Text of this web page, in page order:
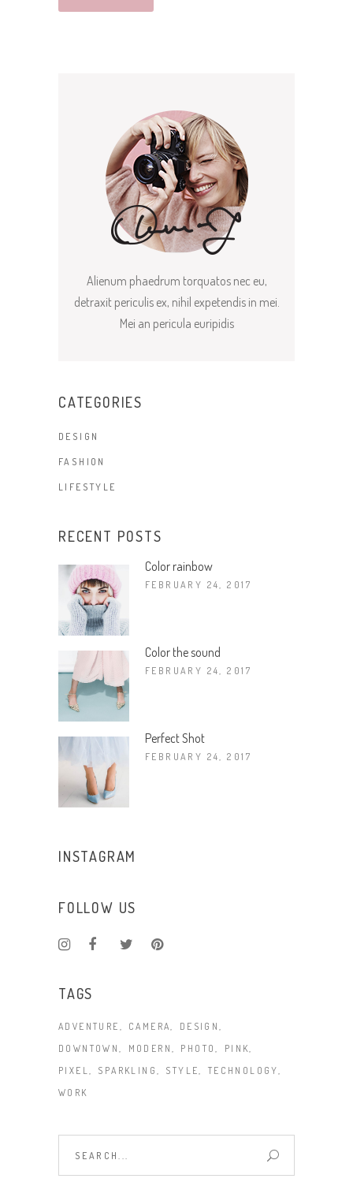
Alienum phaedrum torquatos nec eu,
detraxit periculis ex, nihil expetendis in mei.
Mei an pericula euripidis
CATEGORIES
DESIGN
FASHION
LIFESTYLE
RECENT POSTS
Color rainbow
FEBRUARY 24, 2017
Color the sound
FEBRUARY 24, 2017
Perfect Shot
FEBRUARY 24, 2017
INSTAGRAM
FOLLOW US
TAGS
ADVENTURE CAMERA
DESIGN
DOWNTOWN
MODERN PHOTO
PINK
PIXEL
SPARKLING STYLE
TECHNOLOGY
WORK